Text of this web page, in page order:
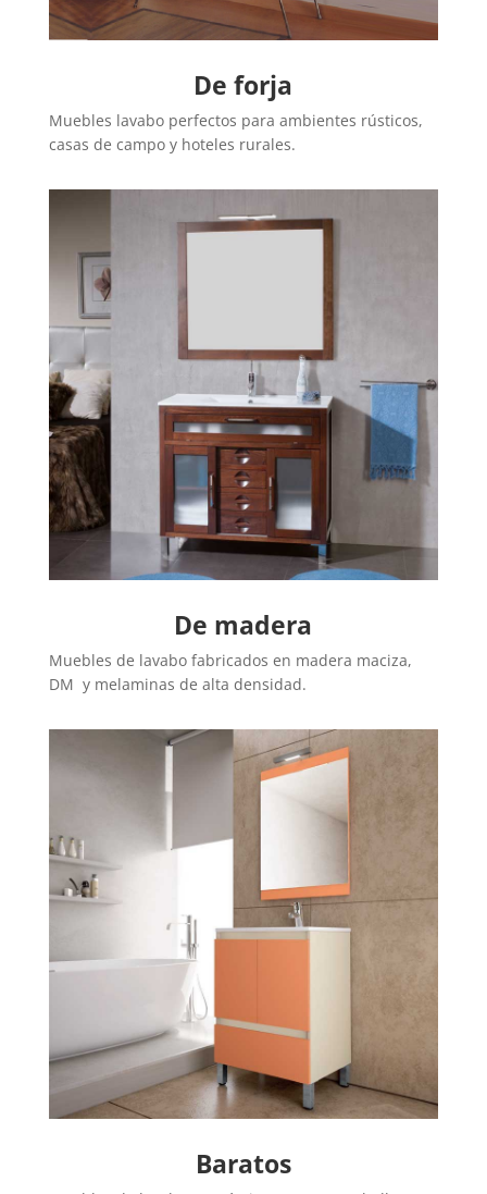
De forja
Muebles lavabo perfectos para ambientes rústicos,
casas de campo y hoteles rurales.
De madera
Muebles de lavabo fabricados en madera maciza,
DM y melaminas de alta densidad.
Baratos